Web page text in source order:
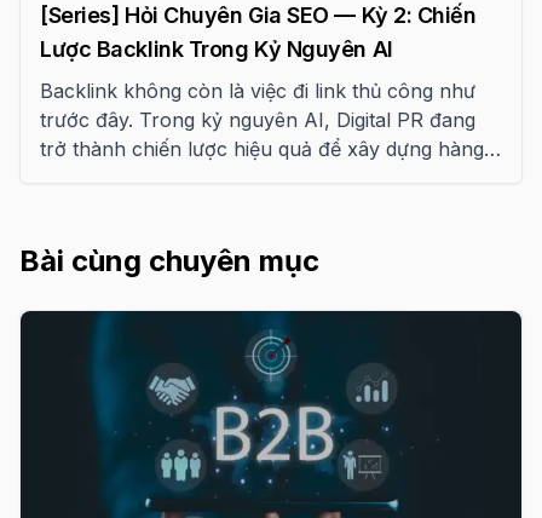
[Series] Hỏi Chuyên Gia SEO — Kỳ 2: Chiến
Lược Backlink Trong Kỷ Nguyên AI
Backlink không còn là việc đi link thủ công như
trước đây. Trong kỷ nguyên AI, Digital PR đang
trở thành chiến lược hiệu quả để xây dựng hàng
Bài cùng chuyên mục